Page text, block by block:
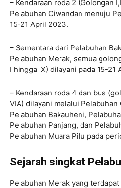
– Kendaraan roda 2 (Golongan
Pelabuhan Ciwandan menuju
15-21 April 2023.
– Sementara dari Pelabuhan
Pelabuhan Merak, semua
I hingga IX) dilayani pada 15-21
– Kendaraan roda 4 dan bus
VIA) dilayani melalui Pelabuhan
Pelabuhan Bakauheni,
Pelabuhan Panjang, dan
Pelabuhan Muara Pilu pada
Sejarah singkat
Pelabuhan Merak yang